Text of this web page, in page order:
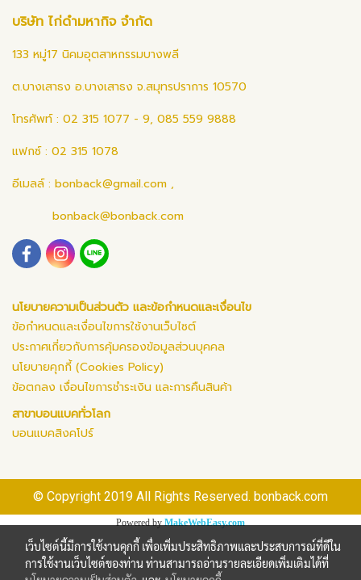
บริษัท ไก่ดำมหากิจ จำกัด
133 หมู่17 นิคมอุตสาหกรรมบางพลี
ต.บางเสาธง อ.บางเสาธง จ.สมุทรปราการ 10570
โทรศัพท์ : 02 315 1077 - 9, 085 559 9888
แฟกซ์ : 02 315 1078
อีเมลล์ : bonback@gmail.com ,
bonback@bonback.com
นโยบายความเป็นส่วนตัว และข้อกำหนดและเงื่อนไข
ข้อกำหนดและเงื่อนไขการใช้งานเว็บไซต์
ประกาศเกี่ยวกับการคุ้มครองข้อมูลส่วนบุคคล
นโยบายคุกกี้ (Cookies Policy)
ข้อตกลง เงื่อนไขการชำระเงิน และการคืนสินค้า
สาขาบอนแบคทั่วโลก
บอนแบคสิงคโปร์
© Copyright 2019 All Rights Reserved. bonback.com
Powered by MakeWebEasy.com
เว็บไซต์นี้มีการใช้งานคุกกี้ เพื่อเพิ่มประสิทธิภาพและประสบการณ์ที่ดีใน
การใช้งานเว็บไซต์ของท่าน ท่านสามารถอ่านรายละเอียดเพิ่มเติมได้ที่